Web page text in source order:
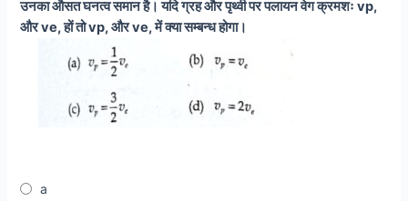
उनका औसत घनत्व समान है। यदि ग्रह और पृथ्वी पर पलायन वेग क्रमशः vp,
और ve, हों तो vp, और ve, में क्या सम्बन्ध होगा।
a